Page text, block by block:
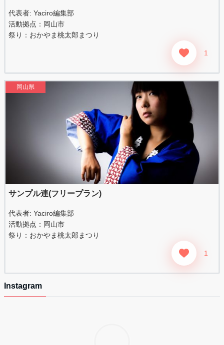
代表者: Yaciro編集部
活動拠点：岡山市
祭り： おかやま桃太郎まつり
1
岡山県
サンプル連(フリープラン)
代表者: Yaciro編集部
活動拠点：岡山市
祭り： おかやま桃太郎まつり
1
Instagram